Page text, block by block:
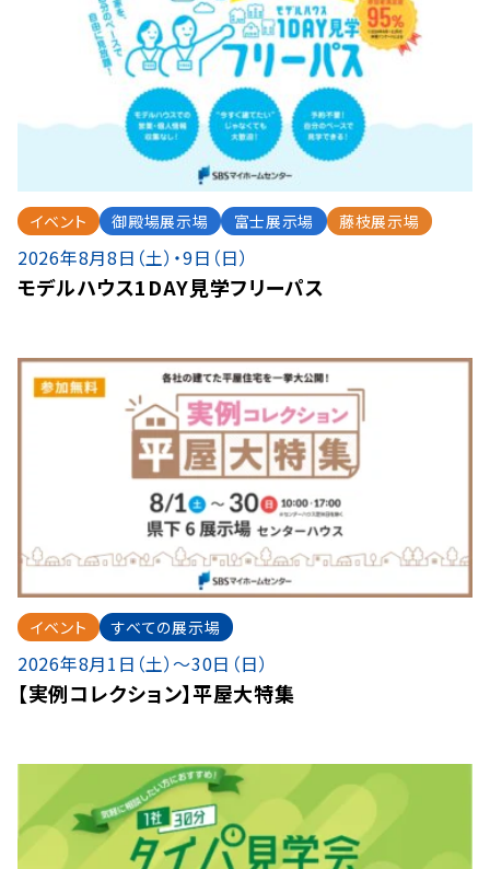
イベント 御殿場展示場 富士展示場 藤枝展示場
2026年8月8日（土）・9日（日）
モデルハウス1DAY見学フリーパス
イベント すべての展示場
2026年8月1日（土）〜30日（日）
【実例コレクション】平屋大特集